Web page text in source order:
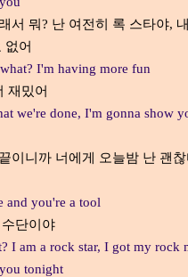
서 뭐? 난 여전히 록 스타야,
없어
I'm having more fun
재밌어
we're done, I'm gonna show
이니까 너에게 오늘밤 난 괜
and you're a tool
단이야
I am a rock star, I got my rock
tonight